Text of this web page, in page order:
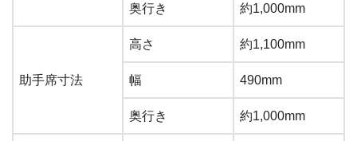
奥行き 約1,000mm
助手席寸法
高さ 約1,100mm
幅 490mm
奥行き 約1,000mm